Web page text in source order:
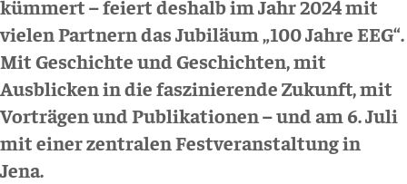
kümmert – feiert deshalb im Jahr 2024 mit
vielen Partnern das Jubiläum „100 Jahre EEG“.
Mit Geschichte und Geschichten, mit
Ausblicken in die faszinierende Zukunft, mit
Vorträgen und Publikationen – und am 6. Juli
mit einer zentralen Festveranstaltung in
Jena.